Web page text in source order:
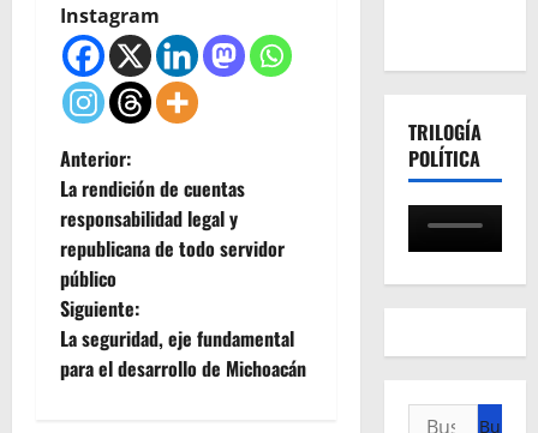
Instagram
N
a
v
e
g
Anterior:
La rendición de cuentas
responsabilidad legal y
republicana de todo servidor
público
Siguiente:
La seguridad, eje fundamental
para el desarrollo de Michoacán
TRILOGÍA
POLÍTICA
Buscar: